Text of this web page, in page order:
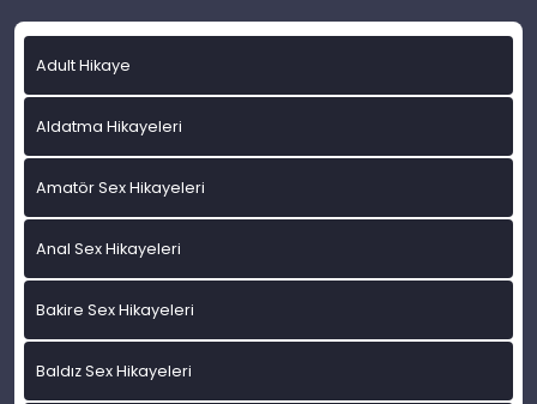
Adult Hikaye
Aldatma Hikayeleri
Amatör Sex Hikayeleri
Anal Sex Hikayeleri
Bakire Sex Hikayeleri
Baldız Sex Hikayeleri